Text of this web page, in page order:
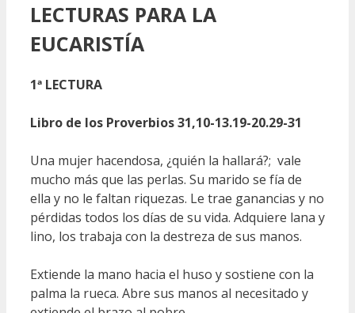
LECTURAS PARA LA
EUCARISTÍA
1ª LECTURA
Libro de los Proverbios 31,10-13.19-20.29-31
Una mujer hacendosa, ¿quién la hallará?; vale
mucho más que las perlas. Su marido se fía de
ella y no le faltan riquezas. Le trae ganancias y no
pérdidas todos los días de su vida. Adquiere lana y
lino, los trabaja con la destreza de sus manos.
Extiende la mano hacia el huso y sostiene con la
palma la rueca. Abre sus manos al necesitado y